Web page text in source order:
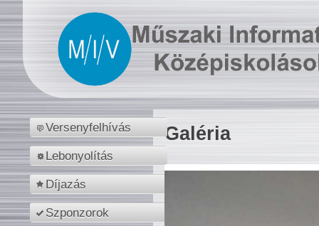
Versenyfelhívás
Lebonyolítás
Díjazás
Szponzorok
Galéria